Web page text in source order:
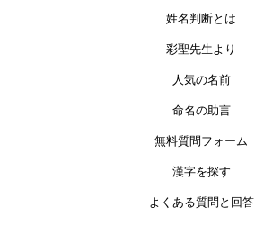
姓名判断とは
彩聖先生より
人気の名前
命名の助言
無料質問フォーム
漢字を探す
よくある質問と回答